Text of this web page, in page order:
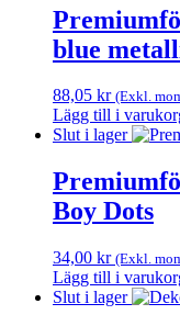
väljas
på
produktsidan
har
flera
varianter.
olika
alternativen
kan
på
produktsidan
blue
88,05 kr (Exkl.
Lägg till i
Slut i lager
Boy Dots
34,00 kr (Exkl.
Lägg till i
Slut i lager